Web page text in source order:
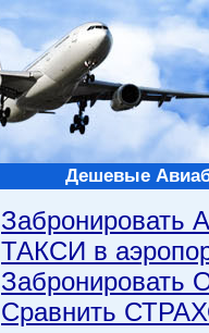
Дешевые
ТАКСИ в
Забронировать
Сравнить